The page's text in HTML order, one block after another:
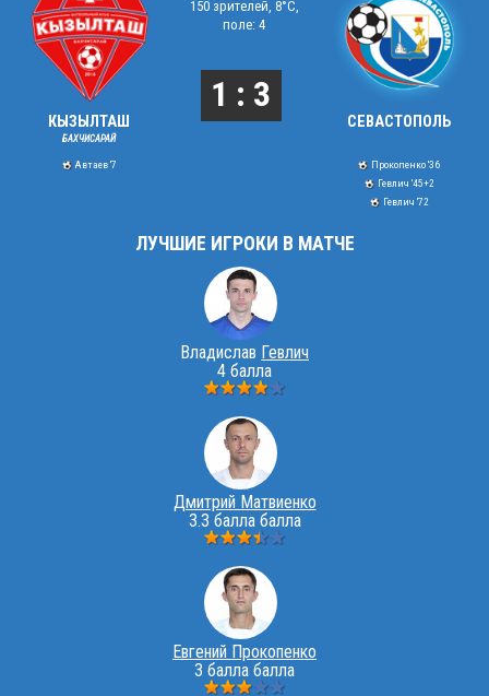
КЫЗЫЛТАШ
БАХЧИСАРАЙ
Автаев '7
150 зрителей, 8°C,
поле: 4
1 : 3
СЕВАСТОПОЛЬ
Прокопенко '36
Гевлич '45+2
Гевлич '72
ЛУЧШИЕ ИГРОКИ В МАТЧЕ
Владислав Гевлич
4 балла
Дмитрий Матвиенко
3.3 балла балла
Евгений Прокопенко
3 балла балла